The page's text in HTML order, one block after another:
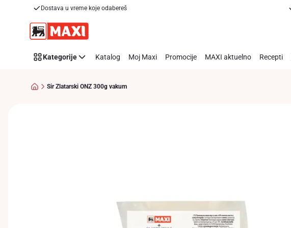
Dostava u vreme koje odabereš
Kategorije Katalog Moj Maxi Promocije MAXI aktuelno Recepti
Sir Zlatarski ONZ 300g vakum